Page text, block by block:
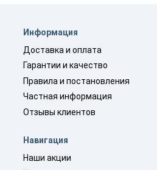
Информация
Доставка и оплата
Гарантии и качество
Правила и постановления
Частная информация
Отзывы клиентов
Навигация
Наши акции